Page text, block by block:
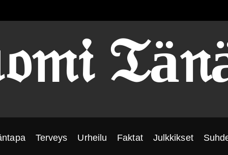
Terveys Urheilu Faktat Julkkikset